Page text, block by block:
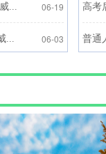
——威海二中第
01
... 06-19
... 06-03
高考
普通